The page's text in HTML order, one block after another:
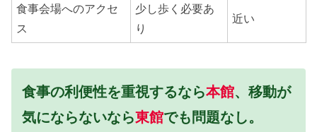
食事会場へのアクセ
ス
少し歩く必要あ
り
近い
食事の利便性を重視するなら本館、移動が
気にならないなら東館でも問題なし。